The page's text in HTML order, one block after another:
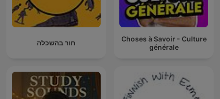
חור בהשכלה
Choses à Savoir - Culture
générale